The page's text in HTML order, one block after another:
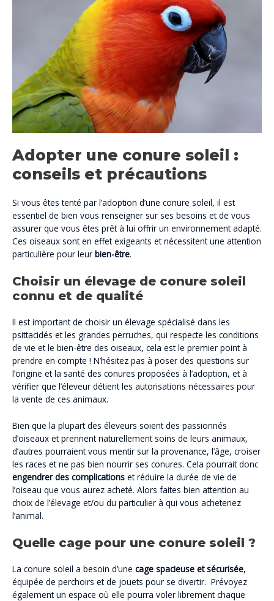
Adopter une conure soleil :
conseils et précautions
Si vous êtes tenté par l’adoption d’une conure soleil, il est
essentiel de bien vous renseigner sur ses besoins et de vous
assurer que vous êtes prêt à lui offrir un environnement adapté.
Ces oiseaux sont en effet exigeants et nécessitent une attention
particulière pour leur bien-être.
Choisir un élevage de conure soleil
connu et de qualité
Il est important de choisir un élevage spécialisé dans les
psittacidés et les grandes perruches, qui respecte les conditions
de vie et le bien-être des oiseaux, cela est le premier point à
prendre en compte ! N’hésitez pas à poser des questions sur
l’origine et la santé des conures proposées à l’adoption, et à
vérifier que l’éleveur détient les autorisations nécessaires pour
la vente de ces animaux.
Bien que la plupart des éleveurs soient des passionnés
d’oiseaux et prennent naturellement soins de leurs animaux,
d’autres pourraient vous mentir sur la provenance, l’âge, croiser
les races et ne pas bien nourrir ses conures. Cela pourrait donc
engendrer des complications et réduire la durée de vie de
l’oiseau que vous aurez acheté. Alors faites bien attention au
choix de l’élevage et/ou du particulier à qui vous acheteriez
l’animal.
Quelle cage pour une conure soleil ?
La conure soleil a besoin d’une cage spacieuse et sécurisée,
équipée de perchoirs et de jouets pour se divertir. Prévoyez
également un espace où elle pourra voler librement chaque